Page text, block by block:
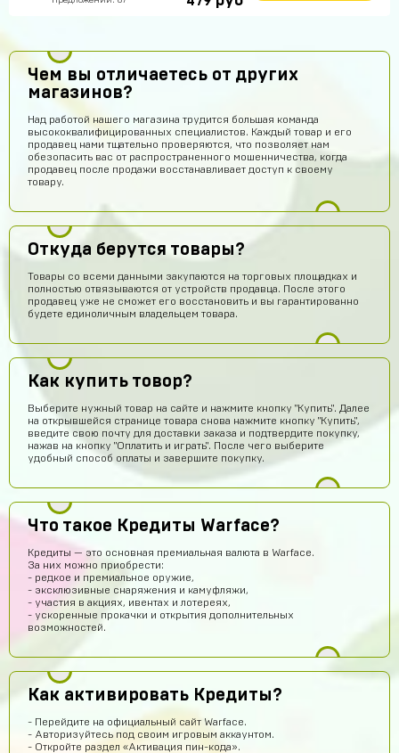
Чем вы отличаетесь от других
магазинов?
Над работой нашего магазина трудится большая команда
высококвалифицированных специалистов. Каждый товар и его
продавец нами тщательно проверяются, что позволяет нам
обезопасить вас от распространенного мошенничества, когда
продавец после продажи восстанавливает доступ к своему
товару.
Откуда берутся товары?
Товары со всеми данными закупаются на торговых площадках и
полностью отвязываются от устройств продавца. После этого
продавец уже не сможет его восстановить и вы гарантированно
будете единоличным владельцем товара.
Как купить товор?
Выберите нужный товар на сайте и нажмите кнопку "Купить". Далее
на открывшейся странице товара снова нажмите кнопку "Купить",
введите свою почту для доставки заказа и подтвердите покупку,
нажав на кнопку "Оплатить и играть". После чего выберите
удобный способ оплаты и завершите покупку.
Что такое Кредиты Warface?
Кредиты — это основная премиальная валюта в Warface.
За них можно приобрести:
- редкое и премиальное оружие,
- эксклюзивные снаряжения и камуфляжи,
- участия в акциях, ивентах и лотереях,
- ускоренные прокачки и открытия дополнительных
возможностей.
Как активировать Кредиты?
- Перейдите на официальный сайт Warface.
- Авторизуйтесь под своим игровым аккаунтом.
- Откройте раздел «Активация пин-кода».
Всеволод Кожин 14 часов назад
Пацаны сайт рили робит! Взял гемов длали промокод
вел в гугл плей и все пришло! Я апж не поверил
Кирилл Иванов
ЕК
Егор Карачев
Топ сайт!
dranik
Пэндлтон Джонс
Сайт просто топ
Тёма Водянников
Всё прекрасно робит аккаунт топчик))